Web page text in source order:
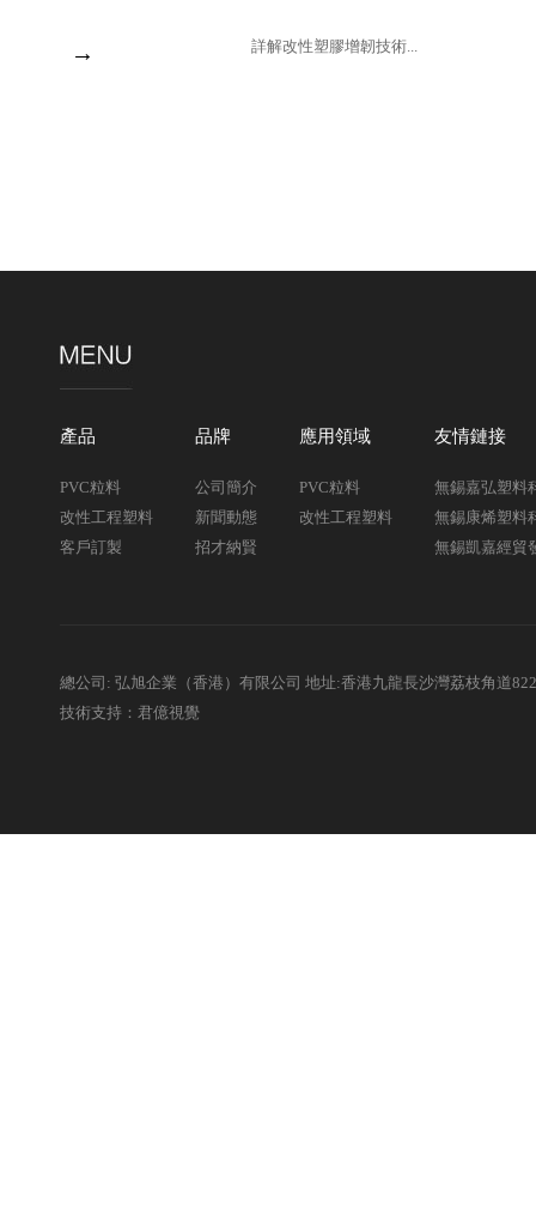
→ 詳解改性塑膠增韌技術...
產品
PVC粒料
改性工程塑料
客戶訂製
品牌
公司簡介
新聞動態
招才納賢
應用領域
PVC粒料
改性工程塑料
友情鏈接
無錫嘉弘塑料
無錫康烯塑料
無錫凱嘉經貿
總公司: 弘旭企業（香港）有限公司 地址:香港九龍長沙灣荔枝角道
技術支持：君億視覺